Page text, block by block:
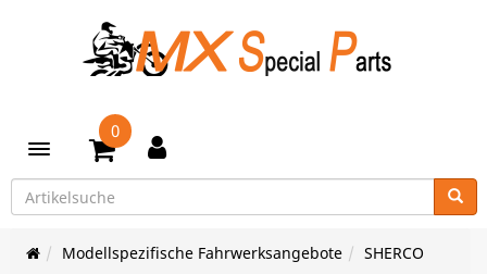
Toggle navigation
0
Modellspezifische Fahrwerksangebote
SHERCO